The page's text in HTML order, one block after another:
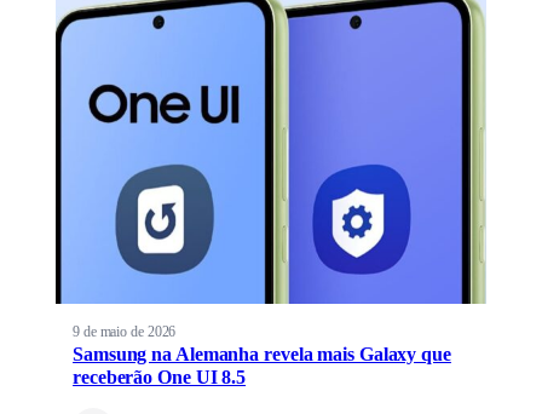
9 de maio de 2026
Samsung na Alemanha revela mais Galaxy que
receberão One UI 8.5